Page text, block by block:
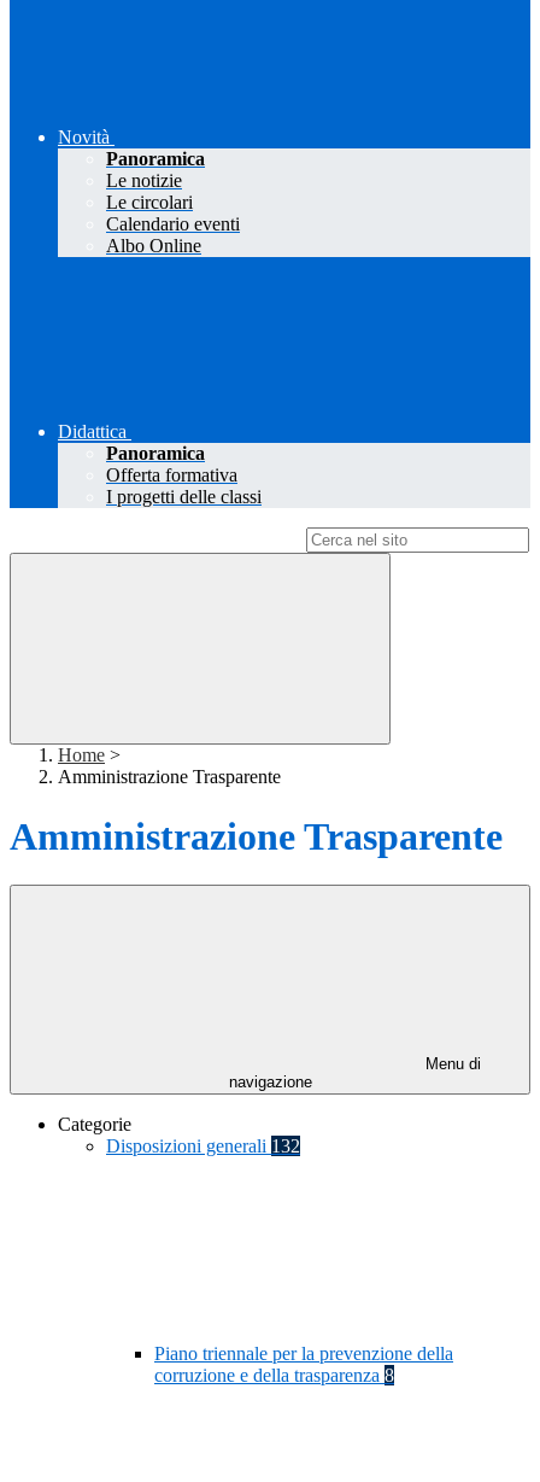
Novità
Panoramica
Le notizie
Le circolari
Calendario eventi
Albo Online
Didattica
Panoramica
Offerta formativa
I progetti delle classi
Home >
Amministrazione Trasparente
Amministrazione Trasparente
Menu di
navigazione
Categorie
Disposizioni generali 132
Piano triennale per la prevenzione della
corruzione e della trasparenza 8